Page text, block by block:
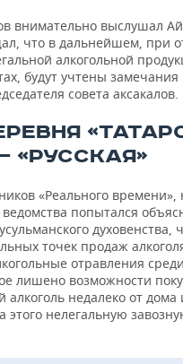
внимательно выслушал
что в дальнейшем, при
алкогольной
будут учтены замечания
совета аксакалов.
«РУССКАЯ»
«Реального времени»,
ведомства попытался
духовенства,
точек продаж
отравления
лишено возможности
недалеко от дома
этого нелегальную